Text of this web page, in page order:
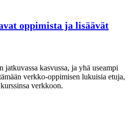
oppimista ja lisäävät
kasvussa, ja yhä useampi
verkko-oppimisen lukuisia etuja,
verkkoon.